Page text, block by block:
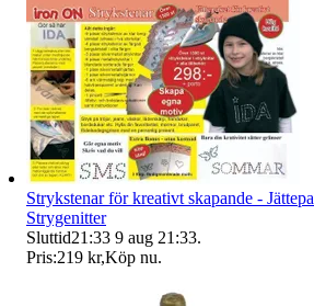
Strykstenar för kreativt skapande -
Strygenitter
Sluttid21:33 9 aug 21:33.
Pris:219 kr,Köp nu.